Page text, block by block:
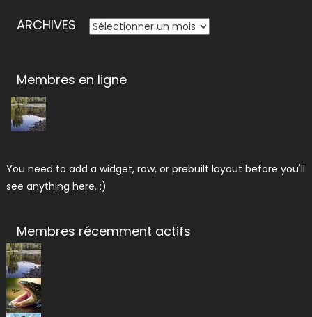
ARCHIVES ARCHIVES
Membres en ligne
You need to add a widget, row, or prebuilt layout before you'll
see anything here. :)
Membres récemment actifs